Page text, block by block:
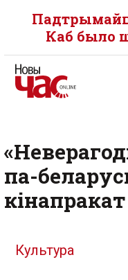
Каб было
па-
кінапракат
Культура